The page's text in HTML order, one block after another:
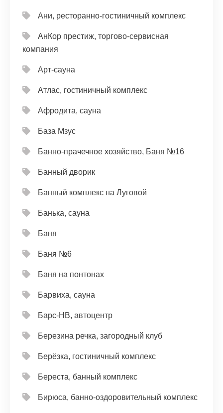
Ани, ресторанно-гостиничный комплекс
АнКор престиж, торгово-сервисная
компания
Арт-сауна
Атлас, гостиничный комплекс
Афродита, сауна
База Мзус
Банно-прачечное хозяйство, Баня №16
Банный дворик
Банный комплекс на Луговой
Банька, сауна
Баня
Баня №6
Баня на понтонах
Барвиха, сауна
Барс-НВ, автоцентр
Березина речка, загородный клуб
Берёзка, гостиничный комплекс
Береста, банный комплекс
Бирюса, банно-оздоровительный комплекс